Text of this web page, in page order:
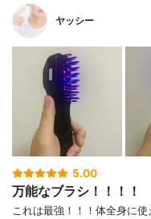
ヤッシー
5.00
万能なブラシ！！！！
これは最強！！！体全身に